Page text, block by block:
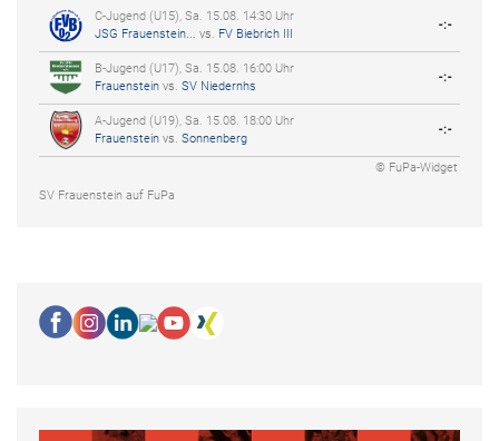
C-Jugend (U15), Sa. 15.08. 14:30 Uhr
JSG Frauenstein... vs. FV Biebrich III
-:-
B-Jugend (U17), Sa. 15.08. 16:00 Uhr
Frauenstein vs. SV Niedernhs
-:-
A-Jugend (U19), Sa. 15.08. 18:00 Uhr
Frauenstein vs. Sonnenberg
-:-
© FuPa-Widget
SV Frauenstein auf FuPa